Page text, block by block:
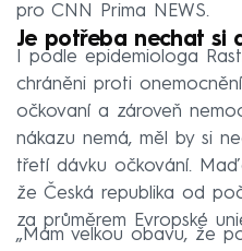
pro CNN Prima NEWS.
Je potřeba nechat si
I podle epidemiologa
chráněni proti
očkovaní a zároveň
nákazu nemá, měl by si
třetí dávku očkování.
že Česká republika od
za průměrem Evropské
„Mám velkou obavu, že